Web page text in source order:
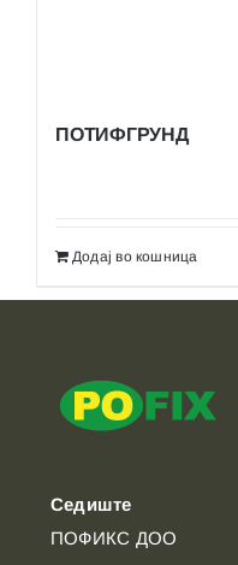
ПОТИФГРУНД
Додај во кошница
Седиште
ПОФИКС ДОО